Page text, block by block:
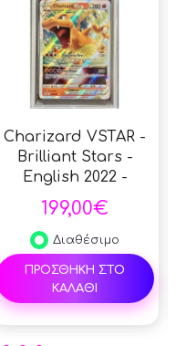
Charizard VSTAR -
Brilliant Stars -
English 2022 -
#018/172 - PSA GEM
MT 10 - Pokemon
Graded Card
199,00€
Διαθέσιμο
ΠΡΟΣΘΗΚΗ ΣΤΟ
ΚΑΛΑΘΙ